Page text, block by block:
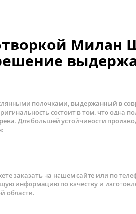
Милан
полочками, выдержанный в
состоит в том, что одна
Для большей устойчивости
заказать на нашем сайте или по
информацию по качеству и
области.